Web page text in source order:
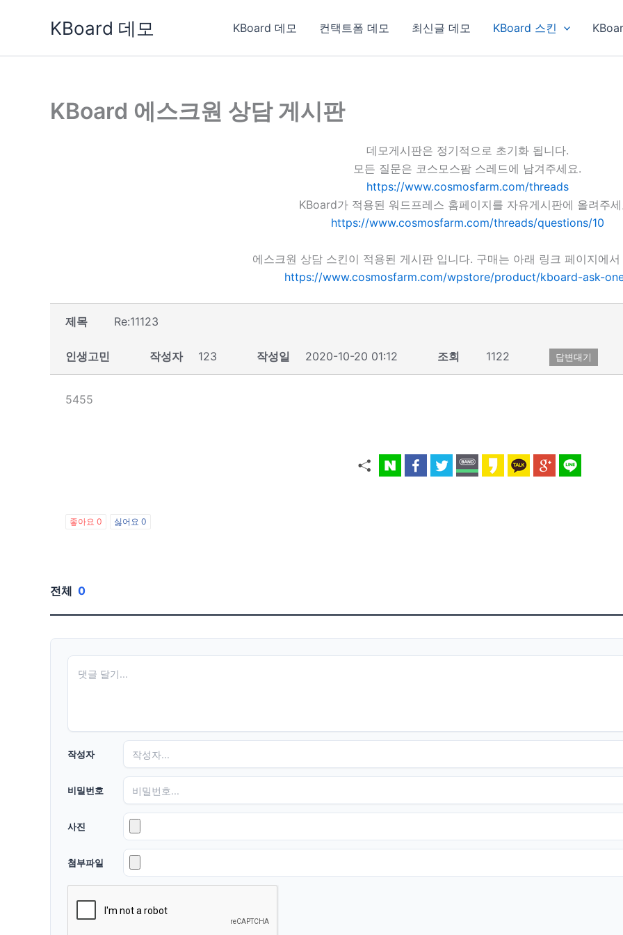
KBoard 데모 KBoard 데모 컨택트폼 데모 최신글 데모 KBoard 스킨
KBoard 에스크원 상담 게시판
데모게시판은 정기적으로 초기화 됩니다.
모든 질문은 코스모스팜 스레드에 남겨주세요.
https://www.cosmosfarm.com/threads
KBoard가 적용된 워드프레스 홈페이지를 자유게시판에 올려주
https://www.cosmosfarm.com/threads/questions/10
에스크원 상담 스킨이 적용된 게시판 입니다. 구매는 아래 링크 페이지에
https://www.cosmosfarm.com/wpstore/product/kboard-ask-
제목 Re:11123
인생고민 작성자 123 작성일 2020-10-20 01:12 조회 1122 답변대기
5455
좋아요 0 싫어요 0
전체 0
작성자
비밀번호
사진
첨부파일